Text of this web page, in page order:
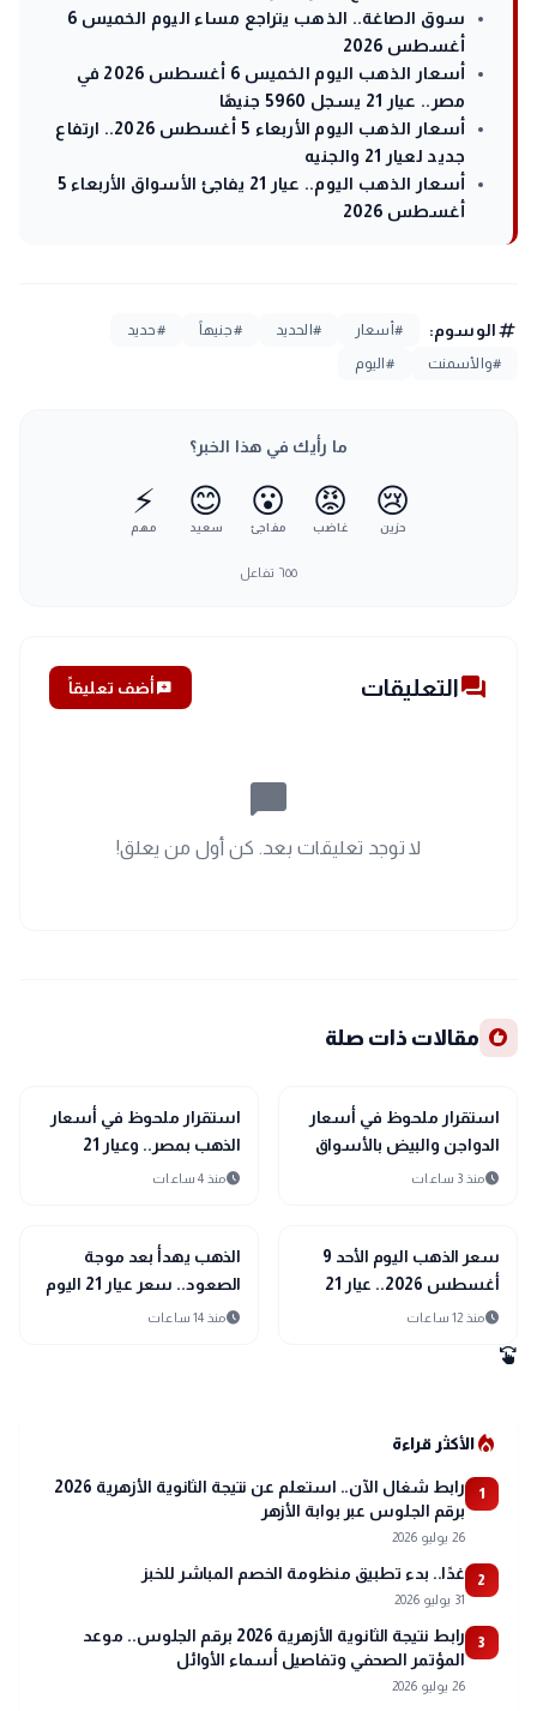
سوق الصاغة.. الذهب يتراجع مساء اليوم الخميس 6
أغسطس 2026
أسعار الذهب اليوم الخميس 6 أغسطس 2026 في
مصر.. عيار 21 يسجل 5960 جنيهًا
أسعار الذهب اليوم الأربعاء 5 أغسطس 2026.. ارتفاع
جديد لعيار 21 والجنيه
أسعار الذهب اليوم.. عيار 21 يفاجئ الأسواق الأربعاء 5
أغسطس 2026
tagالوسوم: #أسعار #الحديد #جنيهاً
#حديد
#والأسمنت
#اليوم
ما رأيك في هذا الخبر؟
😢
حزين
😡
غاضب
😮
مفاجئ
😊
سعيد
⚡
مهم
٦٥٥ تفاعل
forumالتعليقات add_commentأضف تعليقاً
chat_bubble_outline
لا توجد تعليقات بعد. كن أول من يعلق!
recommend مقالات ذات صلة
trending_up
اقتصاد
استقرار ملحوظ في أسعار
الدواجن والبيض بالأسواق
scheduleمنذ 3 ساعات
trending_up
اقتصاد
استقرار ملحوظ في أسعار
الذهب بمصر.. وعيار 21
يسجل رقماً جديداً بالصاغة
scheduleمنذ 4 ساعات
trending_up
اقتصاد
سعر الذهب اليوم الأحد 9
أغسطس 2026.. عيار 21
يفاجئ الأسواق
scheduleمنذ 12 ساعات
trending_up
اقتصاد
الذهب يهدأ بعد موجة
الصعود.. سعر عيار 21 اليوم
السبت 8 أغسطس 2026
scheduleمنذ 14 ساعات
swipe
local_fire_departmentالأكثر قراءة
1
رابط شغال الآن.. استعلم عن نتيجة الثانوية الأزهرية 2026
برقم الجلوس عبر بوابة الأزهر
26 يوليو 2026
2 غدًا.. بدء تطبيق منظومة الخصم المباشر للخبز
31 يوليو 2026
3
رابط نتيجة الثانوية الأزهرية 2026 برقم الجلوس.. موعد
المؤتمر الصحفي وتفاصيل أسماء الأوائل
26 يوليو 2026